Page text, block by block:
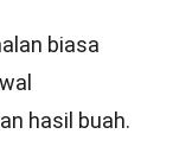
biasa
hasil buah.